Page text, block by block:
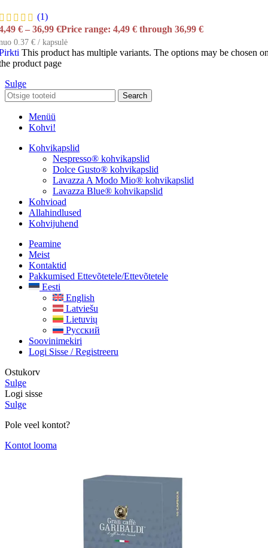
(1)
€ – 36,99 €Price range: 4,49 € through 36,99 €
0.37 € / kapsulė
This product has multiple variants. The options may be chosen
product page
Sulge
Search
Menüü
Kohvi!
Kohvikapslid
Nespresso® kohvikapslid
Dolce Gusto® kohvikapslid
Lavazza A Modo Mio® kohvikapslid
Lavazza Blue® kohvikapslid
Kohvioad
Allahindlused
Kohvijuhend
Peamine
Meist
Kontaktid
Pakkumised Ettevõtetele/ettevõtetele
Eesti
English
Latviešu
Lietuvių
Русский
Soovinimekiri
Logi Sisse / Registreeru
Ostukorv
Sulge
Logi sisse
Sulge
Pole veel kontot?
Kontot looma